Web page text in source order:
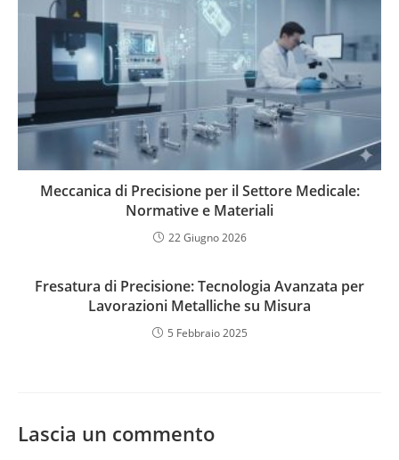
Meccanica di Precisione per il Settore Medicale:
Normative e Materiali
22 Giugno 2026
Fresatura di Precisione: Tecnologia Avanzata per
Lavorazioni Metalliche su Misura
5 Febbraio 2025
Lascia un commento